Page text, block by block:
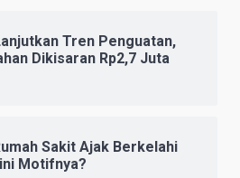
Tren Penguatan,
Dikisaran Rp2,7 Juta
Sakit Ajak Berkelahi
Motifnya?